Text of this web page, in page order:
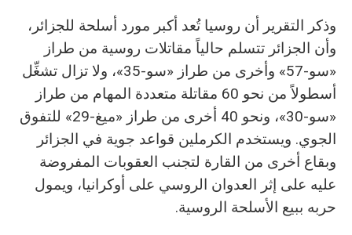
وذكر التقرير أن روسيا تُعد أكبر مورد أسلحة للجزائر،
وأن الجزائر تتسلم حالياً مقاتلات روسية من طراز
«سو-57» وأخرى من طراز «سو-35»، ولا تزال تشغِّل
أسطولاً من نحو 60 مقاتلة متعددة المهام من طراز
«سو-30»، ونحو 40 أخرى من طراز «ميغ-29» للتفوق
الجوي. ويستخدم الكرملين قواعد جوية في الجزائر
وبقاع أخرى من القارة لتجنب العقوبات المفروضة
عليه على إثر العدوان الروسي على أوكرانيا، ويمول
حربه ببيع الأسلحة الروسية.